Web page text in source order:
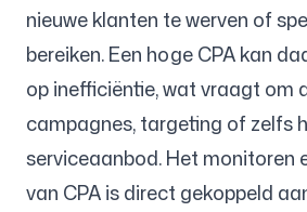
nieuwe klanten te werven of
bereiken. Een hoge CPA kan
op inefficiëntie, wat vraagt om
campagnes, targeting of zelfs
serviceaanbod. Het monitoren
van CPA is direct gekoppeld